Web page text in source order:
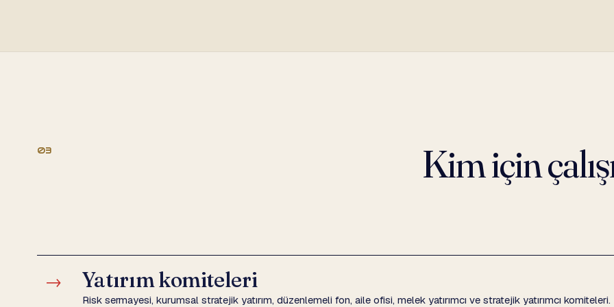
03 Kim için
→ Yatırım komiteleri
Risk sermayesi, kurumsal stratejik yatırım, düzenlemeli fon, aile ofisi, melek yatırımcı ve stratejik yatırımcı komiteleri.